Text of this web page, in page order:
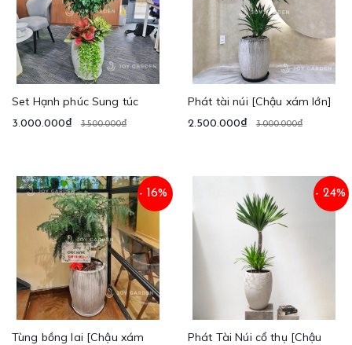
Set Hạnh phúc Sung túc
3.000.000₫ 3.500.000₫
Phát tài núi [Chậu xám lớn]
2.500.000₫ 3.000.000₫
- 16%
Tùng bồng lai [Chậu xám
- 24%
Phát Tài Núi cổ thụ [Chậu